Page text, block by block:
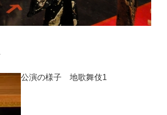
公演の様子 地歌舞伎1